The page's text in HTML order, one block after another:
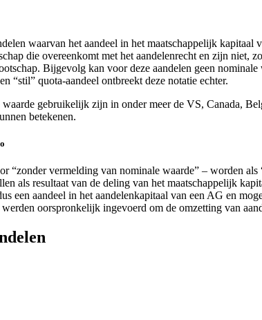
waarvan het aandeel in het maatschappelijk
die overeenkomt met het aandelenrecht en zijn niet,
Bijgevolg kan voor deze aandelen geen
“stil” quota-aandeel ontbreekt deze notatie echter.
gebruikelijk zijn in onder meer de VS, Canada,
betekenen.
vermelding van nominale waarde” – worden
als resultaat van de deling van het maatschappelijk
een aandeel in het aandelenkapitaal van een AG en
oorspronkelijk ingevoerd om de omzetting van